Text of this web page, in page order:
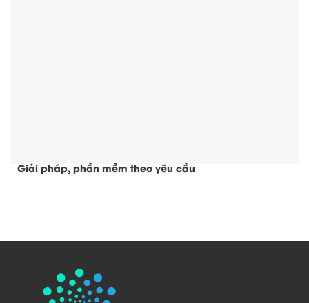
Giải pháp, phần mềm theo yêu cầu